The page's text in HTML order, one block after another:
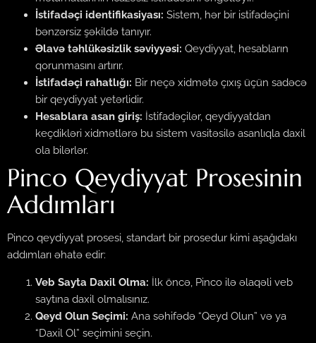
İstifadəçi identifikasiyası: Sistem, hər bir istifadəçini
bənzərsiz şəkildə tanıyır.
Əlavə təhlükəsizlik səviyyəsi: Qeydiyyat, hesabların
qorunmasını artırır.
İstifadəçi rahatlığı: Bir neçə xidmətə çıxış üçün sadəcə
bir qeydiyyat yetərlidir.
Hesablara asan giriş: İstifadəçilər, qeydiyyatdan
keçdikləri xidmətlərə bu sistem vasitəsilə asanlıqla daxil
ola bilərlər.
Pinco Qeydiyyat Prosesinin
Addımları
Pinco qeydiyyat prosesi, standart bir prosedur kimi aşağıdakı
addımları əhatə edir:
Veb Sayta Daxil Olma: İlk öncə, Pinco ilə əlaqəli veb
saytına daxil olmalısınız.
Qeyd Olun Seçimi: Ana səhifədə “Qeyd Olun” və ya
“Daxil Ol” seçimini seçin.